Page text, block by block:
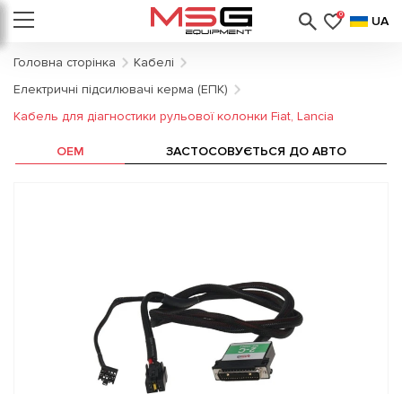
0 UA
Головна сторінка
Кабелі
Електричні підсилювачі керма (ЕПК)
Кабель для діагностики рульової колонки Fiat, Lancia
OEM ЗАСТОСОВУЄТЬСЯ ДО АВТО